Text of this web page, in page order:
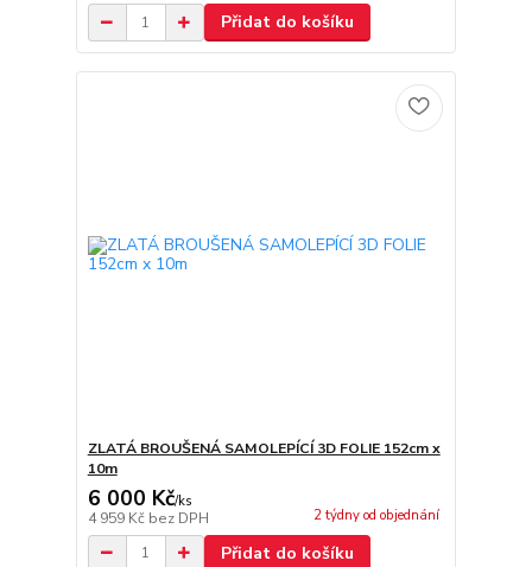
Přidat do košíku
ZLATÁ BROUŠENÁ SAMOLEPÍCÍ 3D FOLIE 152cm x
10m
6 000 Kč/ks
4 959 Kč bez DPH 2 týdny od objednání
Přidat do košíku